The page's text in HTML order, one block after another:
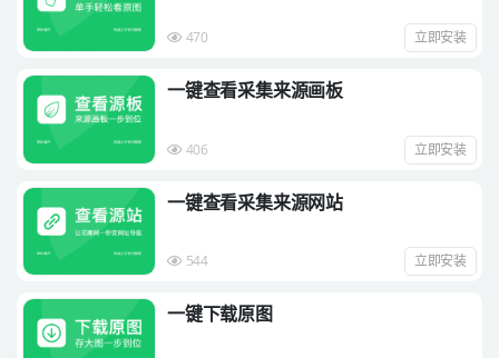
470 立即安装
一键查看采集来源画板
406 立即安装
一键查看采集来源网站
544 立即安装
一键下载原图